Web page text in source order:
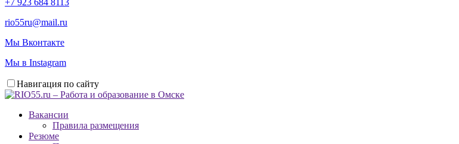
+7 923 684 8113
rio55ru@mail.ru
Мы Вконтакте
Мы в Instagram
Навигация по сайту
Вакансии
Правила размещения
Резюме